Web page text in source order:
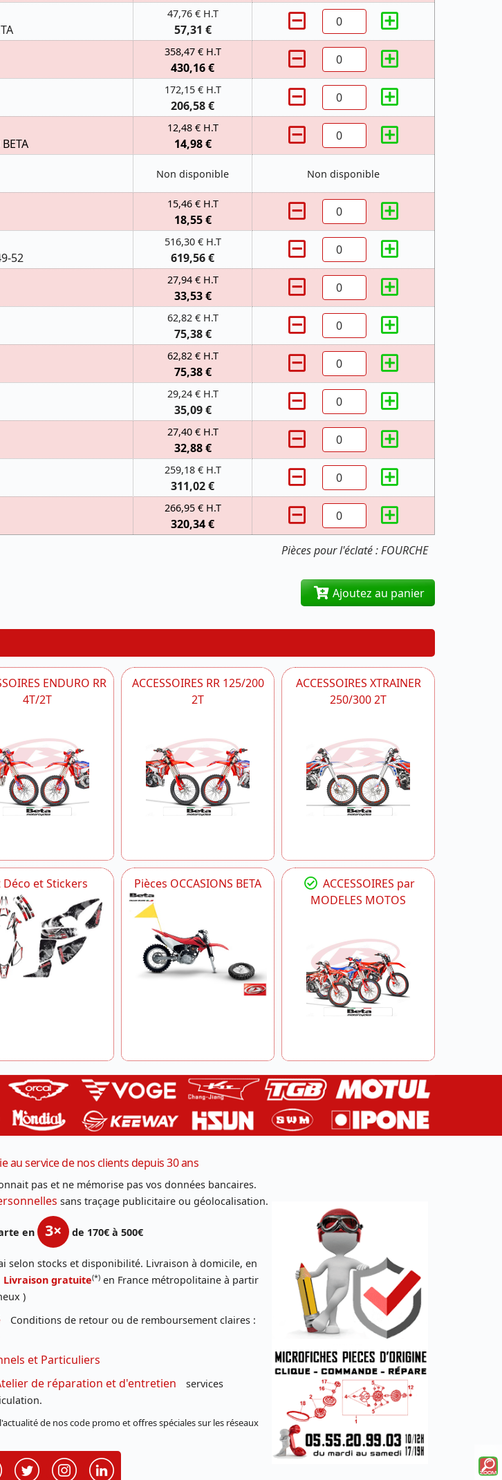
Pièces pour l'éclaté : FOURCHE
47,76 € H.T
57,31 €
358,47 € H.T
430,16 €
172,15 € H.T
206,58 €
12,48 € H.T
14,98 €
Non disponible Non disponible
15,46 € H.T
18,55 €
52
516,30 € H.T
619,56 €
27,94 € H.T
33,53 €
62,82 € H.T
75,38 €
62,82 € H.T
75,38 €
29,24 € H.T
35,09 €
27,40 € H.T
32,88 €
259,18 € H.T
311,02 €
266,95 € H.T
320,34 €
Ajoutez au panier
ENDURO RR
4T/2T
ACCESSOIRES RR 125/200
2T
ACCESSOIRES XTRAINER
250/300 2T
Déco et Stickers Pièces OCCASIONS BETA
ACCESSOIRES par
MODELES MOTOS
au service de nos clients depuis 30 ans
pas et ne mémorise pas vos données bancaires.
sans traçage publicitaire ou géolocalisation.
en 3× de 170€ à 500€
selon stocks et disponibilité. Livraison à domicile, en
Livraison gratuite(*) en France métropolitaine à partir
)
Conditions de retour ou de remboursement claires :
et Particuliers
de réparation et d'entretien
services
de nos code promo et offres spéciales sur les réseaux